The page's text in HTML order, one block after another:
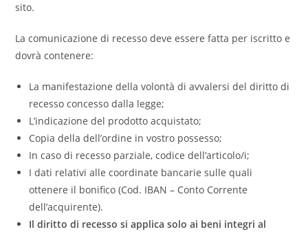
sito.
La comunicazione di recesso deve essere fatta per iscritto e
dovrà contenere:
La manifestazione della volontà di avvalersi del diritto di
recesso concesso dalla legge;
L’indicazione del prodotto acquistato;
Copia della dell’ordine in vostro possesso;
In caso di recesso parziale, codice dell’articolo/i;
I dati relativi alle coordinate bancarie sulle quali
ottenere il bonifico (Cod. IBAN – Conto Corrente
dell’acquirente).
Il diritto di recesso si applica solo ai beni integri al